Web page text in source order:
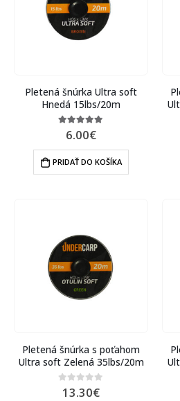
Pletená šnúrka Ultra soft
Hnedá 15lbs/20m
5.00 out of 5
6.00€
PRIDAŤ DO KOŠÍKA
Pletená šnúrka s poťahom
Ultra soft Zelená 35lbs/20m
out of 5
13.30€